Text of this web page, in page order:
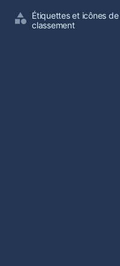
Étiquettes et icônes de
classement